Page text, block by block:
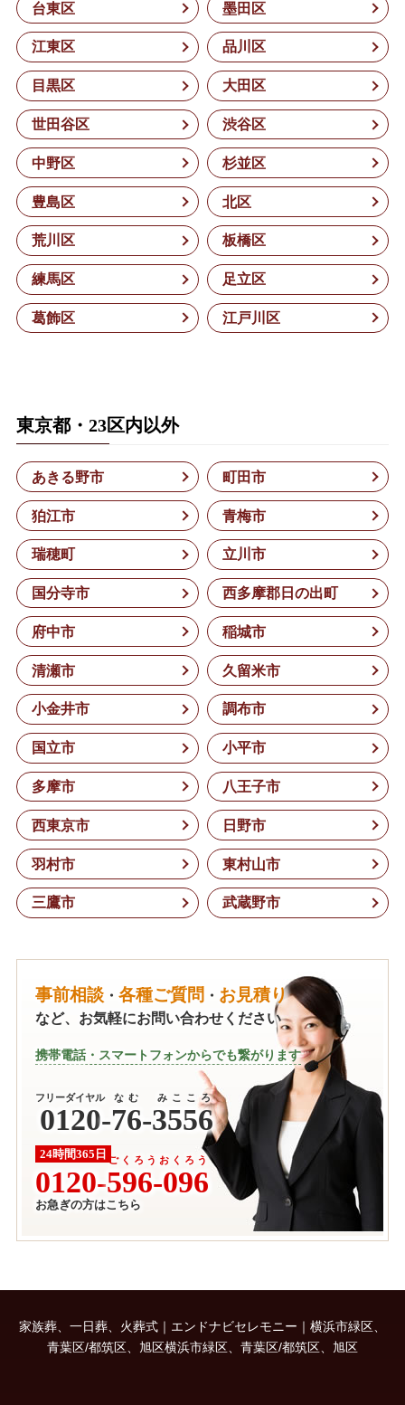
台東区 墨田区
江東区 品川区
目黒区 大田区
世田谷区 渋谷区
中野区 杉並区
豊島区 北区
荒川区 板橋区
練馬区 足立区
葛飾区 江戸川区
東京都・23区内以外
あきる野市 町田市
狛江市 青梅市
瑞穂町 立川市
国分寺市 西多摩郡日の出町
府中市 稲城市
清瀬市 久留米市
小金井市 調布市
国立市 小平市
多摩市 八王子市
西東京市 日野市
羽村市 東村山市
三鷹市 武蔵野市
事前相談 ・ 各種ご質問 ・ お見積り
など、お気軽にお問い合わせください
携帯電話・スマートフォンからでも繋がります
0120
フリーダイヤル
-76-3556
なむ みこころ
24時間365日
0120-596-096
ごくろうおくろう
お急ぎの方はこちら
家族葬、一日葬、火葬式｜エンドナビセレモニー｜横浜市緑区、
青葉区/都筑区、旭区横浜市緑区、青葉区/都筑区、旭区